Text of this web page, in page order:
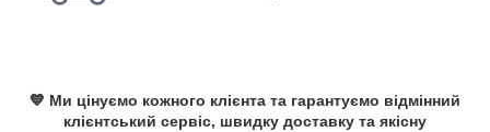
💙 Ми цінуємо кожного клієнта та гарантуємо відмінний
клієнтський сервіс, швидку доставку та якісну